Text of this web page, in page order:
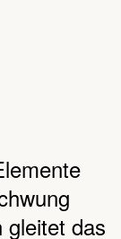
gleitet das